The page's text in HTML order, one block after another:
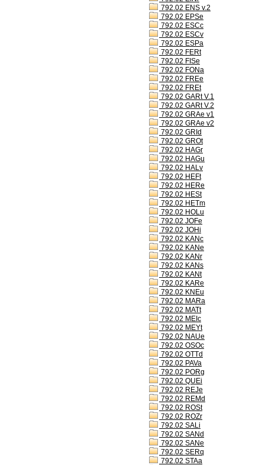
792.02 ENS v.2
792.02 EPSe
792.02 ESCc
792.02 ESCv
792.02 ESPa
792.02 FERt
792.02 FISe
792.02 FONa
792.02 FREe
792.02 FREt
792.02 GARt V.1
792.02 GARt V.2
792.02 GRAe v1
792.02 GRAe v2
792.02 GRId
792.02 GROt
792.02 HAGr
792.02 HAGu
792.02 HALv
792.02 HEFt
792.02 HERe
792.02 HESt
792.02 HETm
792.02 HOLu
792.02 JOFe
792.02 JOHi
792.02 KANc
792.02 KANe
792.02 KANr
792.02 KANs
792.02 KANt
792.02 KARe
792.02 KNEu
792.02 MARa
792.02 MATt
792.02 MEIc
792.02 MEYt
792.02 NAUe
792.02 OSOc
792.02 OTTd
792.02 PAVa
792.02 PORg
792.02 QUEi
792.02 REJe
792.02 REMd
792.02 ROSt
792.02 ROZr
792.02 SALi
792.02 SANd
792.02 SANe
792.02 SERq
792.02 STAa